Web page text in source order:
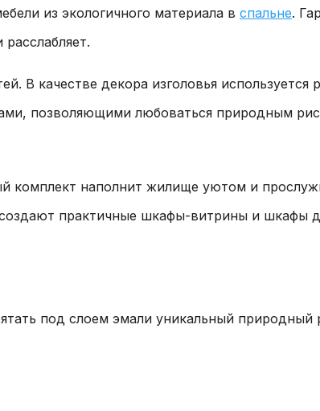
из экологичного материала в спальне.
В качестве декора изголовья используется
позволяющими любоваться природным
комплект наполнит жилище уютом и
создают практичные шкафы-витрины и шкафы
под слоем эмали уникальный природный